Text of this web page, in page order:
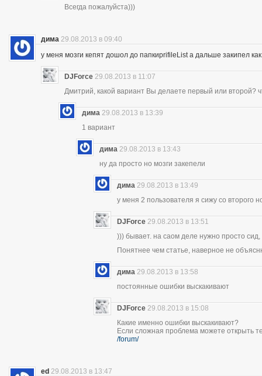
Всегда пожалуйста)))
дима 29.08.2013 в 09:40
у меня мозги кепят дошол до папкиprifileList а дальше закипел
DJForce 29.08.2013 в 11:07
Дмитрий, какой вариант Вы делаете первый или второй?
дима 29.08.2013 в 13:39
1 вариант
дима 29.08.2013 в 13:43
ну да просто но мозги закепели
дима 29.08.2013 в 13:49
у меня 2 пользователя я сижу со второго
DJForce 29.08.2013 в 13:51
))) бывает. на саом деле нужно просто
Понятнее чем статье, наверное не
дима 29.08.2013 в 13:58
постоянные ошибки выскакивают
DJForce 29.08.2013 в 15:08
Какие именно ошибки выскакивают?
Если сложная проблема можете открыть
/forum/
ed 29.08.2013 в 13:47